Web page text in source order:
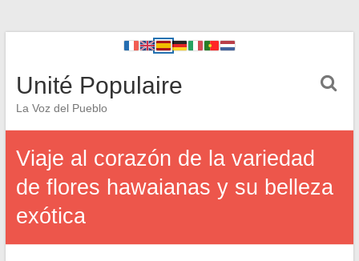
Unité Populaire
La Voz del Pueblo
Viaje al corazón de la variedad
de flores hawaianas y su belleza
exótica